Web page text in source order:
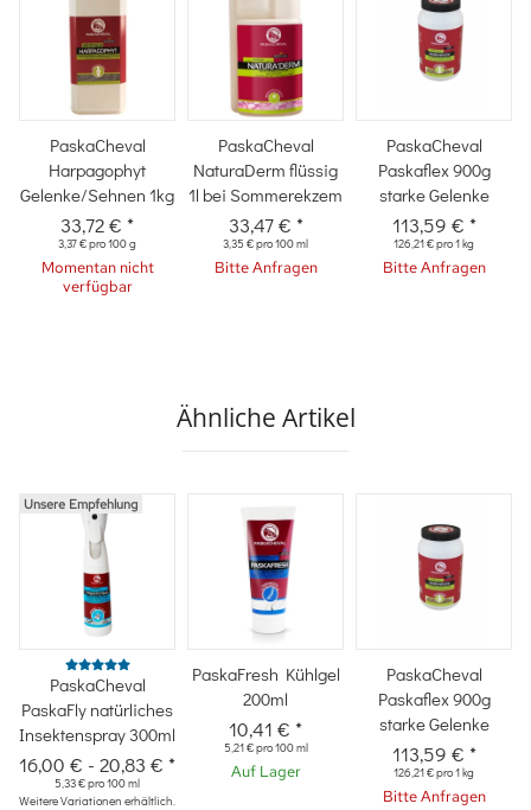
PaskaCheval
Harpagophyt
Gelenke/Sehnen 1kg
33,72 € *
3,37 € pro 100 g
Momentan nicht
verfügbar
PaskaCheval
NaturaDerm flüssig
1l bei Sommerekzem
33,47 € *
3,35 € pro 100 ml
Bitte Anfragen
PaskaCheval
Paskaflex 900g
starke Gelenke
113,59 € *
126,21 € pro 1 kg
Bitte Anfragen
Ähnliche Artikel
Unsere Empfehlung
PaskaCheval
PaskaFly natürliches
Insektenspray 300ml
16,00 € - 20,83 € *
5,33 € pro 100 ml
Weitere Variationen erhältlich.
PaskaFresh Kühlgel
200ml
10,41 € *
5,21 € pro 100 ml
Auf Lager
PaskaCheval
Paskaflex 900g
starke Gelenke
113,59 € *
126,21 € pro 1 kg
Bitte Anfragen